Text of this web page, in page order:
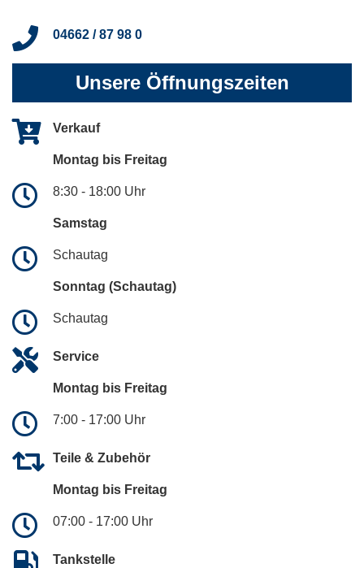
04662 / 87 98 0
Unsere Öffnungszeiten
Verkauf
Montag bis Freitag
8:30 - 18:00 Uhr
Samstag
Schautag
Sonntag (Schautag)
Schautag
Service
Montag bis Freitag
7:00 - 17:00 Uhr
Teile & Zubehör
Montag bis Freitag
07:00 - 17:00 Uhr
Tankstelle